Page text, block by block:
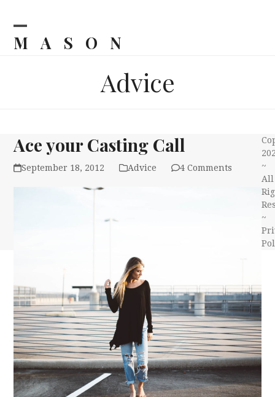
MASON
Open
Close
Advice
Ace your Casting Call
September 18, 2012 Advice 4 Comments
~
All
~